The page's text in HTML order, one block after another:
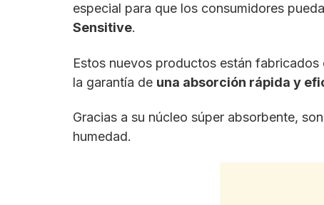
especial para que los consumidores
Sensitive.
Estos nuevos productos están fabricados
la garantía de una absorción rápida y
Gracias a su núcleo súper absorbente,
humedad.